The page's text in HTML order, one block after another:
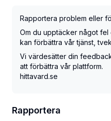
Rapportera problem eller
Om du upptäcker något
kan förbättra vår tjänst,
Vi värdesätter din
att förbättra vår plattform.
hittavard.se
Rapportera